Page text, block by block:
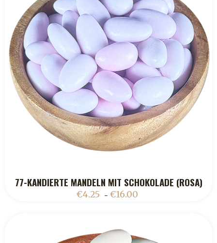
ADD TO CART
77-KANDIERTE MANDELN MIT SCHOKOLADE (ROSA)
€4.25 – €16.00